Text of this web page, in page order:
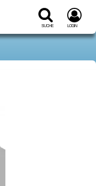
Suche Login